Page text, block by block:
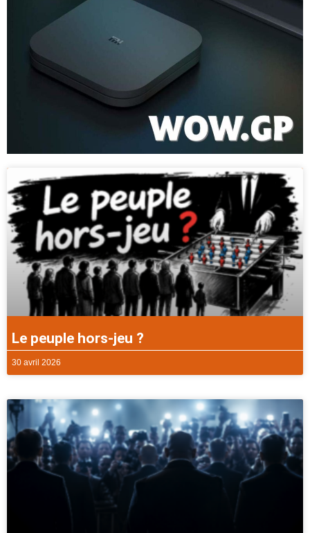
Le peuple hors-jeu ?
30 avril 2026